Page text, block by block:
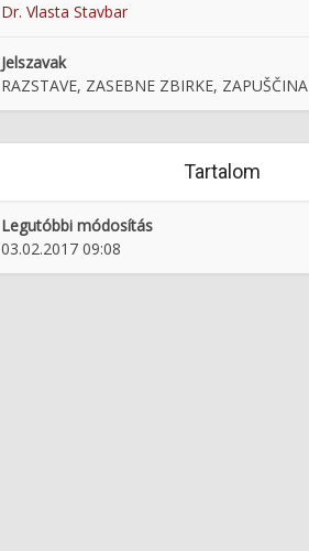
Dr. Vlasta Stavbar
Jelszavak
RAZSTAVE, ZASEBNE ZBIRKE, ZAPUŠČINA
Tartalom
Legutóbbi módosítás
03.02.2017 09:08